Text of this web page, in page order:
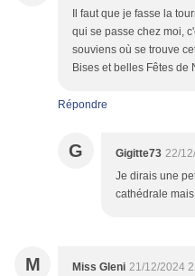
Il faut que je fasse la
qui se passe chez moi,
souviens où se trouve
Bises et belles Fêtes de
Répondre
G Gigitte73 22/
Je dirais une
cathédrale
M Miss Gleni 21/12/2024